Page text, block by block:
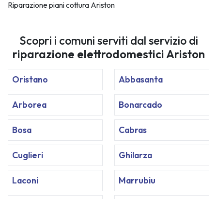
Riparazione piani cottura Ariston
Scopri i comuni serviti dal servizio di
riparazione elettrodomestici Ariston
Oristano Abbasanta
Arborea Bonarcado
Bosa Cabras
Cuglieri Ghilarza
Laconi Marrubiu